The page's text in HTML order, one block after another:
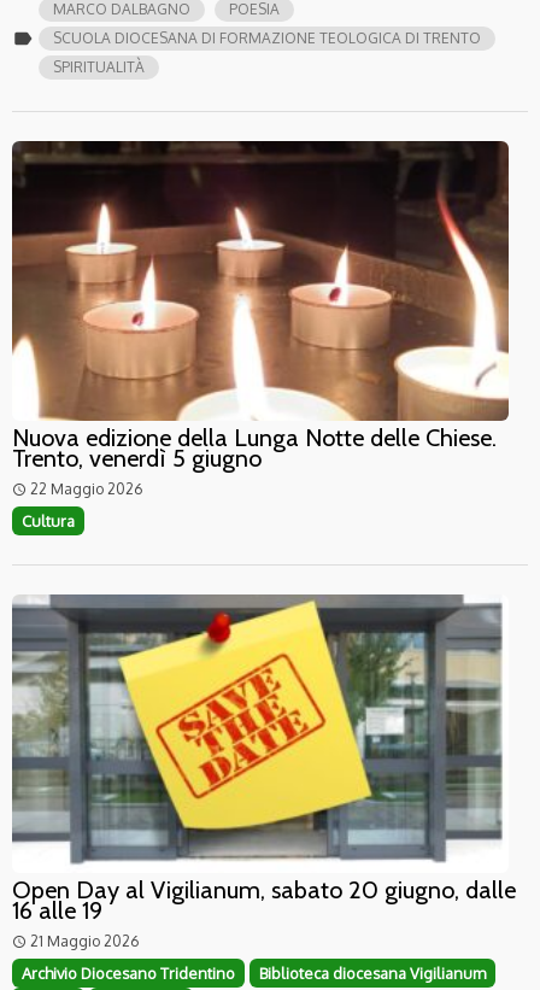
label
MARCO DALBAGNO
POESIA
SCUOLA DIOCESANA DI FORMAZIONE TEOLOGICA DI TRENTO
SPIRITUALITÀ
Nuova edizione della Lunga Notte delle Chiese.
Trento, venerdì 5 giugno
access_time 22 Maggio 2026
Cultura
Open Day al Vigilianum, sabato 20 giugno, dalle
16 alle 19
access_time 21 Maggio 2026
Archivio Diocesano Tridentino
Biblioteca diocesana Vigilianum